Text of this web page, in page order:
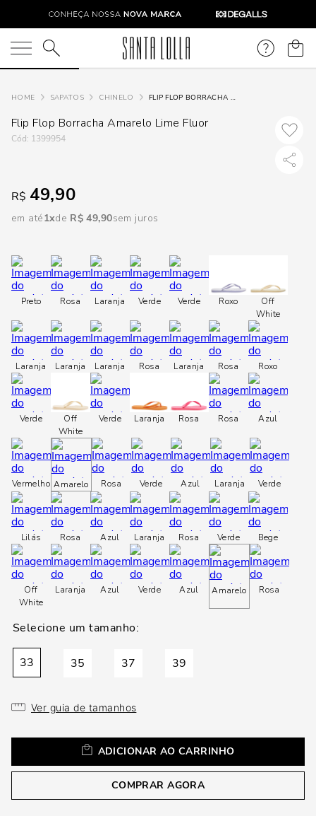
O que você está procurando?
SAPATOS CHINELO FLIP FLOP BORRACHA AMARELO LIME FLUOR
Flip Flop Borracha Amarelo Lime Fluor
: 1399954
R$ 49,90
em até1 R$ 49,90sem juros
Preto Rosa Laranja Verde Verde Roxo
Off
White
Laranja Laranja Laranja Rosa Laranja Rosa Roxo
Verde
Off
White
Verde Laranja Rosa Rosa Azul
Vermelho Amarelo Rosa Verde Azul Laranja Verde
Lilás Rosa Azul Laranja Rosa Verde Bege
Off
White
Laranja Azul Verde Azul Amarelo Rosa
33 35 37 39
Ver guia de tamanhos
ADICIONAR AO CARRINHO
COMPRAR AGORA